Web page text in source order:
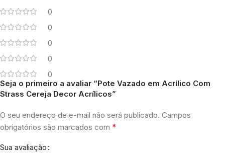
0
0
0
0
0
Seja o primeiro a avaliar “Pote Vazado em Acrílico Com
Strass Cereja Decor Acrílicos”
O seu endereço de e-mail não será publicado. Campos
obrigatórios são marcados com *
Sua avaliação